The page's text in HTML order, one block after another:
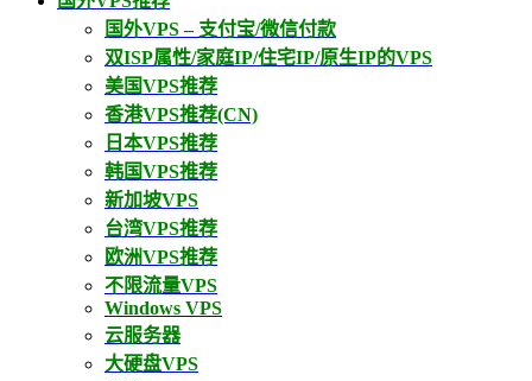
国外VPS – 支付宝/微信付款
双ISP属性/家庭IP/住宅IP/原生IP的VPS
美国VPS推荐
香港VPS推荐(CN)
日本VPS推荐
韩国VPS推荐
新加坡VPS
台湾VPS推荐
欧洲VPS推荐
不限流量VPS
Windows VPS
云服务器
大硬盘VPS